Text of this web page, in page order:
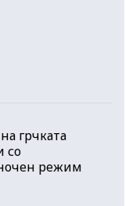
грчката
со
режим